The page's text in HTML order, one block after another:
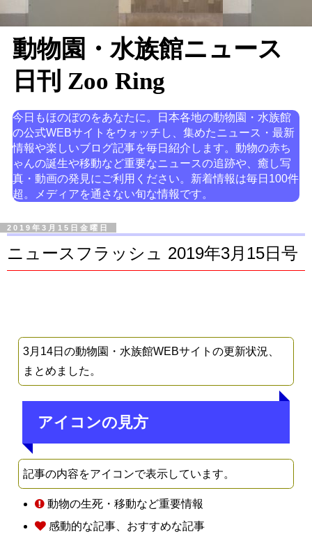
動物園・水族館ニュース
日刊 Zoo Ring
今日もほのぼのをあなたに。日本各地の動物園・水族館
の公式WEBサイトをウォッチし、集めたニュース・最新
情報や楽しいブログ記事を毎日紹介します。動物の赤ち
ゃんの誕生や移動など重要なニュースの追跡や、癒し写
真・動画の発見にご利用ください。新着情報は毎日100件
超。メディアを通さない旬な情報です。
2019年3月15日金曜日
ニュースフラッシュ 2019年3月15日号
3月14日の動物園・水族館WEBサイトの更新状況、
まとめました。
アイコンの見方
記事の内容をアイコンで表示しています。
動物の生死・移動など重要情報
感動的な記事、おすすめな記事